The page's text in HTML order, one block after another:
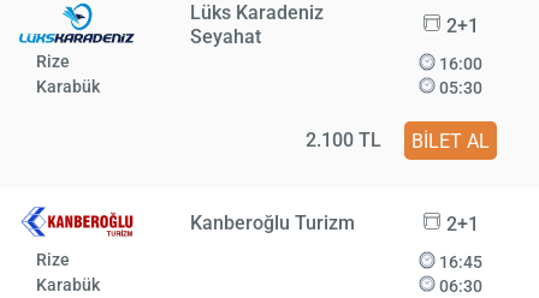
Lüks Karadeniz
Seyahat
2+1
Rize
Karabük
16:00
05:30
2.100 TL BİLET AL
Kanberoğlu Turizm 2+1
Rize
Karabük
16:45
06:30